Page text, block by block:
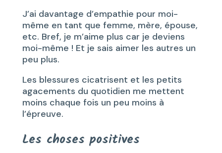
J’ai davantage d’empathie pour moi-
même en tant que femme, mère, épouse,
etc. Bref, je m’aime plus car je deviens
moi-même ! Et je sais aimer les autres un
peu plus.
Les blessures cicatrisent et les petits
agacements du quotidien me mettent
moins chaque fois un peu moins à
l’épreuve.
Les choses positives